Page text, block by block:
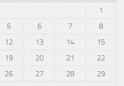
1
5 6 7
8
12 13 14
15
19 20 21
22
26 27 28
29